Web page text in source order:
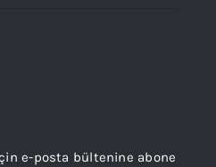
e-posta bültenine abone